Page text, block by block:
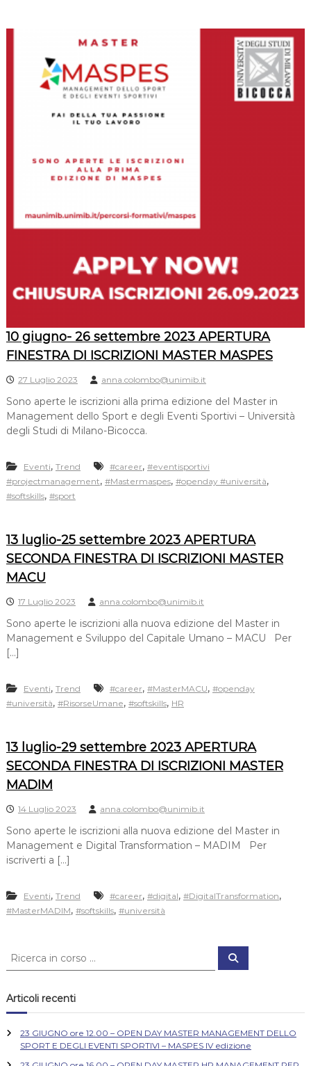
10 giugno- 26 settembre 2023 APERTURA
FINESTRA DI ISCRIZIONI MASTER MASPES
27 Luglio 2023 anna.colombo@unimib.it
Sono aperte le iscrizioni alla prima edizione del Master in
Management dello Sport e degli Eventi Sportivi – Università
degli Studi di Milano-Bicocca.
Eventi, Trend #career, #eventisportivi
#projectmanagement, #Mastermaspes, #openday #università,
#softskills, #sport
13 luglio-25 settembre 2023 APERTURA
SECONDA FINESTRA DI ISCRIZIONI MASTER
MACU
17 Luglio 2023 anna.colombo@unimib.it
Sono aperte le iscrizioni alla nuova edizione del Master in
Management e Sviluppo del Capitale Umano – MACU Per
[…]
Eventi, Trend #career, #MasterMACU, #openday
#università, #RisorseUmane, #softskills, HR
13 luglio-29 settembre 2023 APERTURA
SECONDA FINESTRA DI ISCRIZIONI MASTER
MADIM
14 Luglio 2023 anna.colombo@unimib.it
Sono aperte le iscrizioni alla nuova edizione del Master in
Management e Digital Transformation – MADIM Per
iscriverti a […]
Eventi, Trend #career, #digital, #DigitalTransformation,
#MasterMADIM, #softskills, #università
C
c
a
C
Articoli recenti
23 GIUGNO ore 12.00 – OPEN DAY MASTER MANAGEMENT DELLO
SPORT E DEGLI EVENTI SPORTIVI – MASPES IV edizione